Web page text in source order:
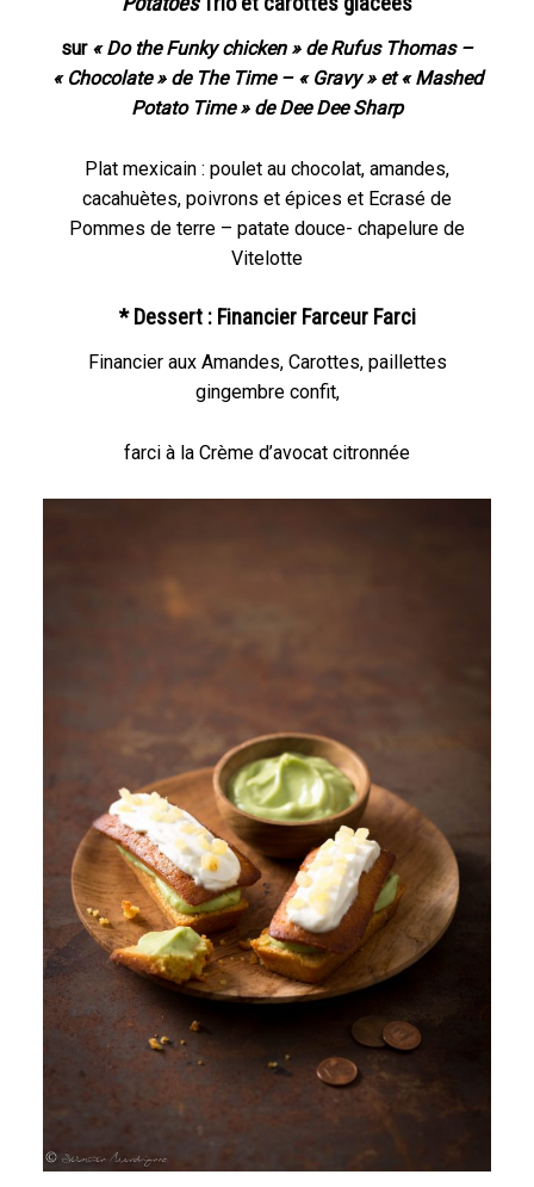
sur « Do the Funky chicken » de Rufus Thomas –
« Chocolate » de The Time – « Gravy » et « Mashed
Potato Time » de Dee Dee Sharp
Plat mexicain : poulet au chocolat, amandes,
cacahuètes, poivrons et épices et Ecrasé de
Pommes de terre – patate douce- chapelure de
Vitelotte
* Dessert : Financier Farceur Farci
Financier aux Amandes, Carottes, paillettes
gingembre confit,
farci à la Crème d’avocat citronnée